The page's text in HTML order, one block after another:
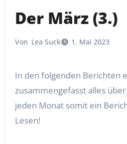
Der März (3.)
Von Lea Suck 1. Mai 2023
In den folgenden Berichten erzähle ich euch
zusammengefasst alles
jeden Monat somit ein
Lesen!